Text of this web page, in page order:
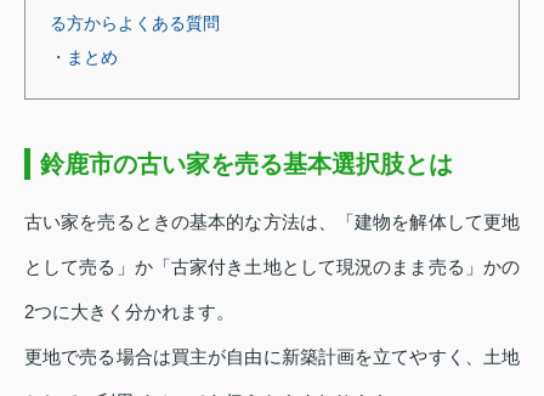
る方からよくある質問
・まとめ
鈴鹿市の古い家を売る基本選択肢とは
古い家を売るときの基本的な方法は、「建物を解体して更地
として売る」か「古家付き土地として現況のまま売る」かの
2つに大きく分かれます。
更地で売る場合は買主が自由に新築計画を立てやすく、土地